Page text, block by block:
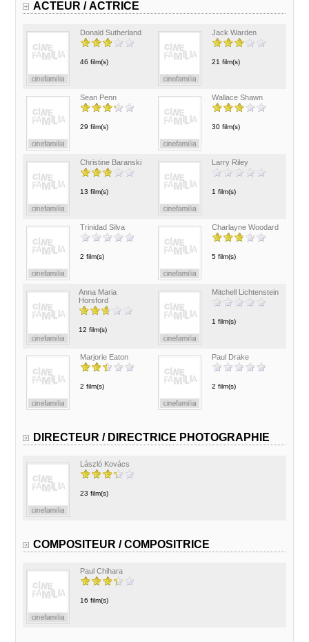
ACTEUR / ACTRICE
Donald Sutherland
46 film(s)
Jack Warden
21 film(s)
Sean Penn
29 film(s)
Wallace Shawn
30 film(s)
Christine Baranski
13 film(s)
Larry Riley
1 film(s)
Trinidad Silva
2 film(s)
Charlayne Woodard
5 film(s)
Anna Maria
Horsford
12 film(s)
Mitchell Lichtenstein
1 film(s)
Marjorie Eaton
2 film(s)
Paul Drake
2 film(s)
DIRECTEUR / DIRECTRICE PHOTOGRAPHIE
László Kovács
23 film(s)
COMPOSITEUR / COMPOSITRICE
Paul Chihara
16 film(s)